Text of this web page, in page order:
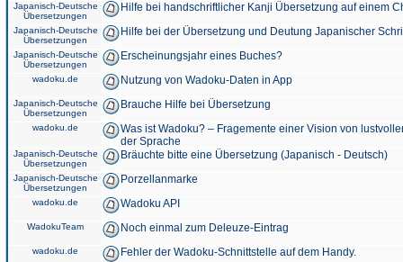
Japanisch-Deutsche
Übersetzungen
Hilfe bei handschriftlicher Kanji Übersetzung auf einem
Japanisch-Deutsche
Übersetzungen
Hilfe bei der Übersetzung und Deutung Japanischer
Japanisch-Deutsche
Übersetzungen
Erscheinungsjahr eines Buches?
wadoku.de Nutzung von Wadoku-Daten in App
Japanisch-Deutsche
Übersetzungen
Brauche Hilfe bei Übersetzung
wadoku.de
Was ist Wadoku? – Fragemente einer Vision von
der Sprache
Japanisch-Deutsche
Übersetzungen
Bräuchte bitte eine Übersetzung (Japanisch - Deutsch)
Japanisch-Deutsche
Übersetzungen
Porzellanmarke
wadoku.de Wadoku API
WadokuTeam Noch einmal zum Deleuze-Eintrag
wadoku.de Fehler der Wadoku-Schnittstelle auf dem Handy.